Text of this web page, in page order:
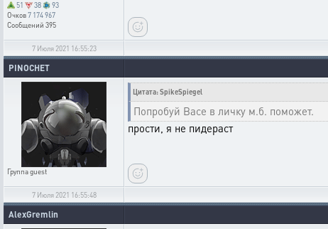
51
38
93
Очков7 174 967
Сообщений 395
7 Июля 2021 16:55:23
PINOCHET
Группаguest
Цитата: SpikeSpiegel
Попробуй Васе в личку м.б. поможет.
прости, я не пидераст
7 Июля 2021 16:55:48
AlexGremlin